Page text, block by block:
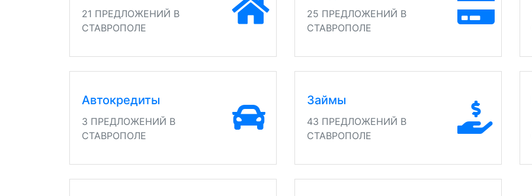
21 ПРЕДЛОЖЕНИЙ В
СТАВРОПОЛЕ
25 ПРЕДЛОЖЕНИЙ В
СТАВРОПОЛЕ
Автокредиты
3 ПРЕДЛОЖЕНИЙ В
СТАВРОПОЛЕ
Займы
43 ПРЕДЛОЖЕНИЙ В
СТАВРОПОЛЕ